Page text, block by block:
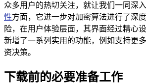
众多用户的热切关注，就让我们一同深
性方面，它进一步对加密算法进行了深
险，在用户体验层面，其界面经过精心
新增了一系列实用的功能，例如支持更
资决策。
下载前的必要准备工作